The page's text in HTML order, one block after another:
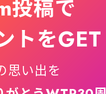
投稿で
トを
思い出を